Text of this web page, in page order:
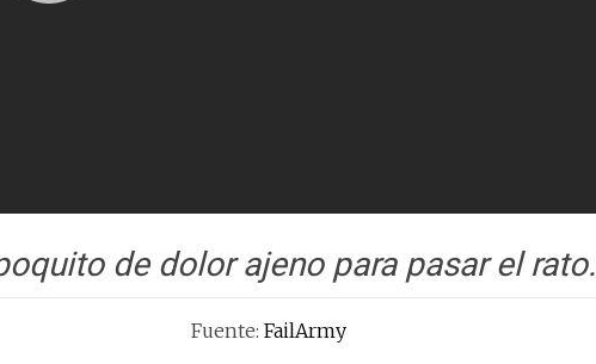
de dolor ajeno para pasar el rato.
Fuente:FailArmy